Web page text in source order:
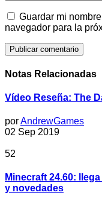
Guardar mi
navegador para la
Notas Relacionadas
Vídeo Reseña: The
porAndrewGames
02 Sep 2019
52
Minecraft 24.60:
y novedades